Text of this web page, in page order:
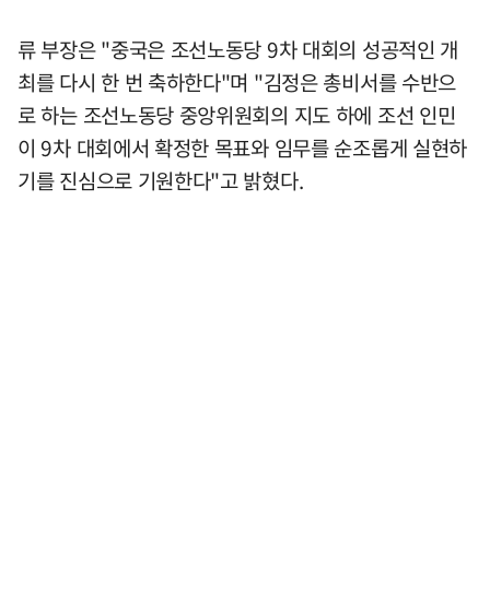
류 부장은 "중국은 조선노동당 9차 대회의 성공적인 개
최를 다시 한 번 축하한다"며 "김정은 총비서를 수반으
로 하는 조선노동당 중앙위원회의 지도 하에 조선 인민
이 9차 대회에서 확정한 목표와 임무를 순조롭게 실현하
기를 진심으로 기원한다"고 밝혔다.